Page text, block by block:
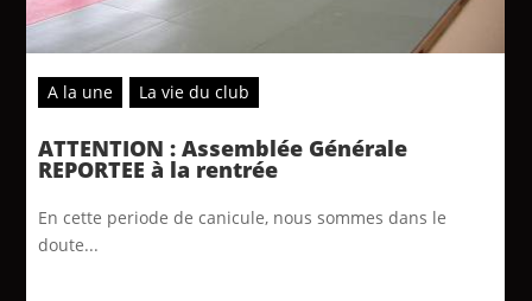
A la une La vie du club
ATTENTION : Assemblée Générale
REPORTEE à la rentrée
En cette periode de canicule, nous sommes dans le
doute...